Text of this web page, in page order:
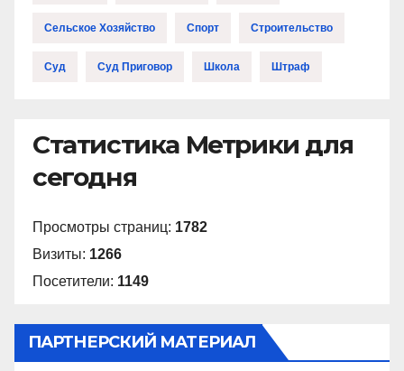
Сельское Хозяйство Спорт Строительство
Суд Суд Приговор Школа Штраф
Статистика Метрики для
сегодня
Просмотры страниц: 1782
Визиты: 1266
Посетители: 1149
ПАРТНЕРСКИЙ МАТЕРИАЛ